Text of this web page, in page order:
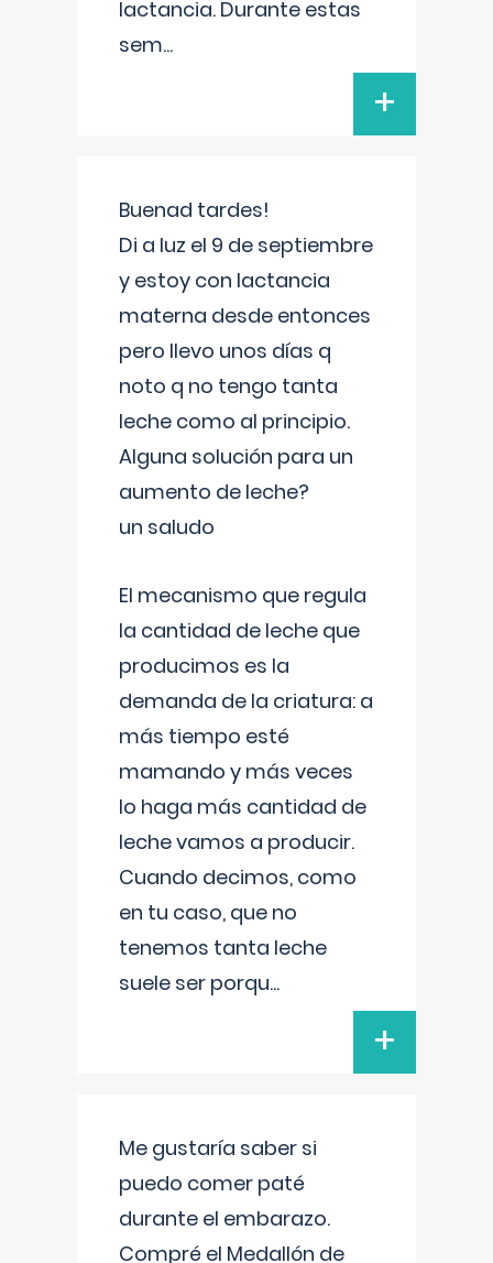
lactancia. Durante estas
sem...
+
Buenad tardes!
Di a luz el 9 de septiembre
y estoy con lactancia
materna desde entonces
pero llevo unos días q
noto q no tengo tanta
leche como al principio.
Alguna solución para un
aumento de leche?
un saludo
El mecanismo que regula
la cantidad de leche que
producimos es la
demanda de la criatura: a
más tiempo esté
mamando y más veces
lo haga más cantidad de
leche vamos a producir.
Cuando decimos, como
en tu caso, que no
tenemos tanta leche
suele ser porqu...
+
Me gustaría saber si
puedo comer paté
durante el embarazo.
Compré el Medallón de